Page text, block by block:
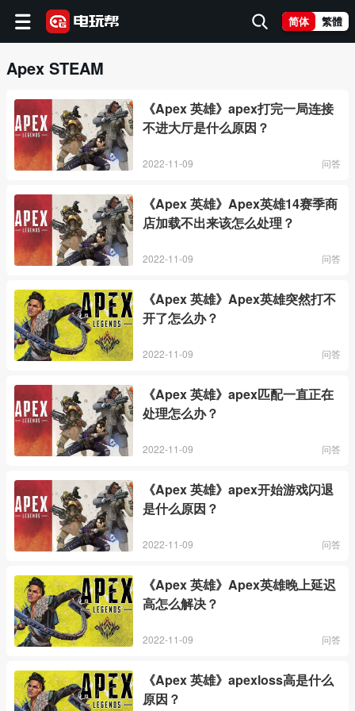
简体 繁體
Apex STEAM
《Apex 英雄》apex打完一局连接
不进大厅是什么原因？
2022-11-09 问答
《Apex 英雄》Apex英雄14赛季商
店加载不出来该怎么处理？
2022-11-09 问答
《Apex 英雄》Apex英雄突然打不
开了怎么办？
2022-11-09 问答
《Apex 英雄》apex匹配一直正在
处理怎么办？
2022-11-09 问答
《Apex 英雄》apex开始游戏闪退
是什么原因？
2022-11-09 问答
《Apex 英雄》Apex英雄晚上延迟
高怎么解决？
2022-11-09 问答
《Apex 英雄》apexloss高是什么
原因？